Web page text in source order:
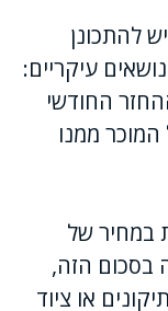
להתכונן
עיקריים:
החודשי
ממנו
במחיר של
בסכום הזה,
10%-15% לצורך תיקונים או ציוד